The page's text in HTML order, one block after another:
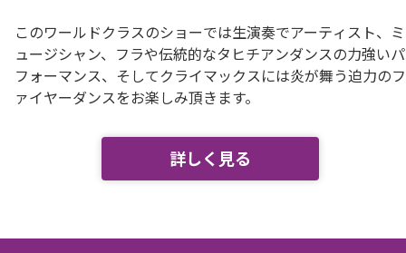
このワールドクラスのショーでは生演奏でアーティスト、ミ
ュージシャン、フラや伝統的なタヒチアンダンスの力強いパ
フォーマンス、そしてクライマックスには炎が舞う迫力のフ
ァイヤーダンスをお楽しみ頂きます。
詳しく見る